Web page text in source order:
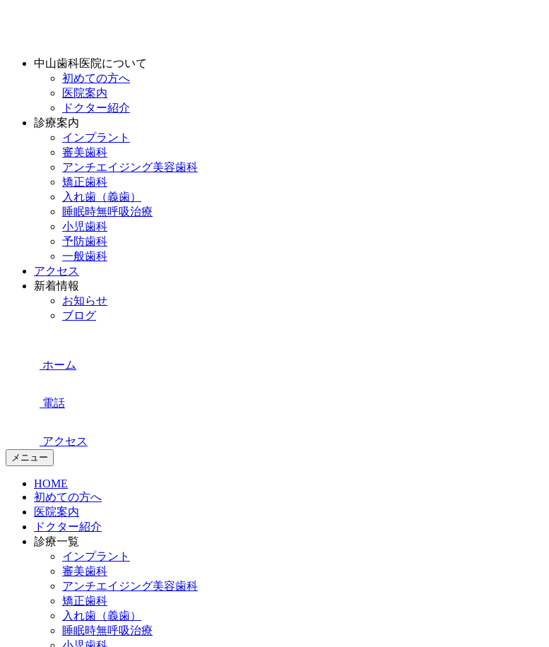
中山歯科医院について
初めての方へ
医院案内
ドクター紹介
診療案内
インプラント
審美歯科
アンチエイジング美容歯科
矯正歯科
入れ歯（義歯）
睡眠時無呼吸治療
小児歯科
予防歯科
一般歯科
アクセス
新着情報
お知らせ
ブログ
ホーム
電話
アクセス
メニュー
HOME
初めての方へ
医院案内
ドクター紹介
診療一覧
インプラント
審美歯科
アンチエイジング美容歯科
矯正歯科
入れ歯（義歯）
睡眠時無呼吸治療